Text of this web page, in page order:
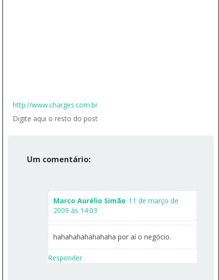
http://www.charges.com.br
Digite aqui o resto do post
Um comentário:
Marco Aurélio Simão 11 de março de
2009 às 14:03
hahahahahahahaha por aí o negócio.
Responder